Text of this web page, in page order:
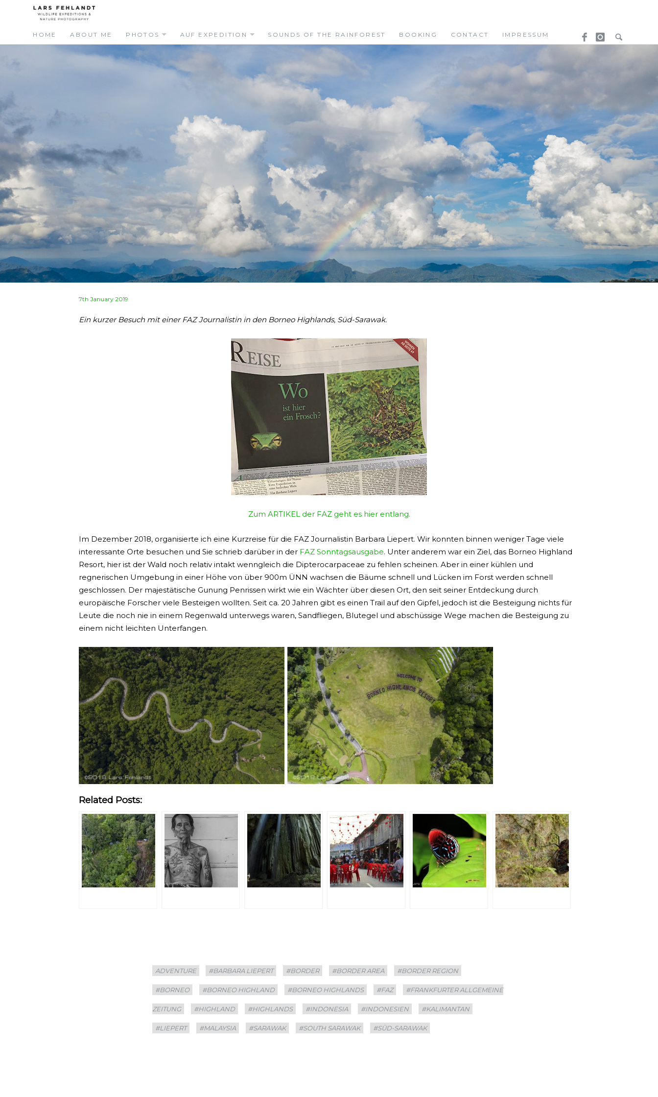
Skip
to
content
HOME ABOUT ME PHOTOS AUF EXPEDITION SOUNDS OF THE RAINFOREST BOOKING CONTACT IMPRESSUM
Posted
7th January 2019
Ein kurzer Besuch mit einer FAZ Journalistin in den Borneo Highlands, Süd-Sarawak.
Zum ARTIKEL der FAZ geht es hier entlang.
Im Dezember 2018, organisierte ich eine Kurzreise für die FAZ Journalistin Barbara Liepert. Wir konnten binnen weniger Tage viele
interessante Orte besuchen und Sie schrieb darüber in der FAZ Sonntagsausgabe. Unter anderem war ein Ziel, das Borneo Highland
Resort, hier ist der Wald noch relativ intakt wenngleich die Dipterocarpaceae zu fehlen scheinen. Aber in einer kühlen und
regnerischen Umgebung in einer Höhe von über 900m ÜNN wachsen die Bäume schnell und Lücken im Forst werden schnell
geschlossen. Der majestätische Gunung Penrissen wirkt wie ein Wächter über diesen Ort, den seit seiner Entdeckung durch
europäische Forscher viele Besteigen wollten. Seit ca. 20 Jahren gibt es einen Trail auf den Gipfel, jedoch ist die Besteigung nichts für
Leute die noch nie in einem Regenwald unterwegs waren, Sandfliegen, Blutegel und abschüssige Wege machen die Besteigung zu
einem nicht leichten Unterfangen.
Related Posts:
Categories
ADVENTURE Tags
#BARBARA LIEPERT #BORDER #BORDER AREA #BORDER REGION
#BORNEO #BORNEO HIGHLAND #BORNEO HIGHLANDS #FAZ #FRANKFURTER ALLGEMEINE
ZEITUNG #HIGHLAND #HIGHLANDS #INDONESIA #INDONESIEN #KALIMANTAN
#LIEPERT #MALAYSIA #SARAWAK #SOUTH SARAWAK #SÜD-SARAWAK